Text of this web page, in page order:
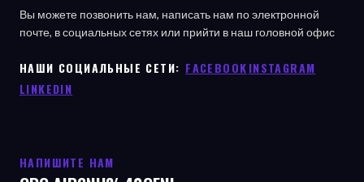
Вы можете позвонить нам, написать нам по электронной
почте, в социальных сетях или прийти в наш головной офис
НАШИ СОЦИАЛЬНЫЕ СЕТИ: ㅤ FACEBOOKINSTAGRAM
LINKEDIN
НАПИШИТЕ НАМ